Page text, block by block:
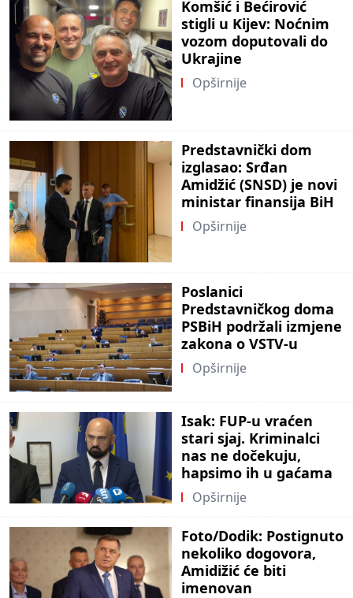
Komšić i Bećirović
stigli u Kijev: Noćnim
vozom doputovali do
Ukrajine
Opširnije
Predstavnički dom
izglasao: Srđan
Amidžić (SNSD) je novi
ministar finansija BiH
Opširnije
Poslanici
Predstavničkog doma
PSBiH podržali izmjene
zakona o VSTV-u
Opširnije
Isak: FUP-u vraćen
stari sjaj. Kriminalci
nas ne dočekuju,
hapsimo ih u gaćama
Opširnije
Foto/Dodik: Postignuto
nekoliko dogovora,
Amidižić će biti
imenovan